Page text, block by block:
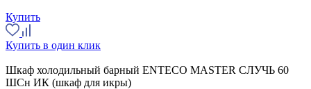
Купить
Купить в один клик
Шкаф холодильный барный ENTECO MASTER СЛУЧЬ 60
ШСн ИК (шкаф для икры)